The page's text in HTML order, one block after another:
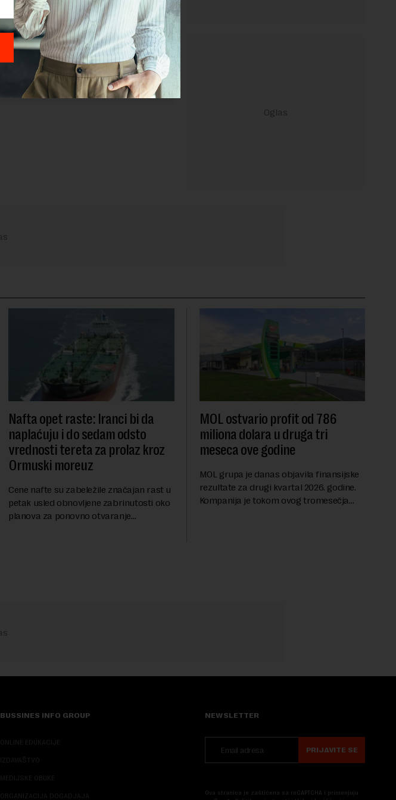
Nafta opet raste: Iranci bi da
naplaćuju i do sedam odsto
vrednosti tereta za prolaz kroz
Ormuski moreuz
Cene nafte su zabeležile značajan rast u
petak usled obnovljene zabrinutosti oko
planova za ponovno otvaranje
MOL ostvario profit od 786
miliona dolara u druga tri
meseca ove godine
MOL grupa je danas objavila finansijske
rezultate za drugi kvartal 2026. godine.
Kompanija je tokom ovog tromesečja
BUSSINES INFO GROUP
ONLINE EDUKACIJE
IZDAVAŠTVO
MEDIJSKE OBUKE
ORGANIZACIJA DOGADJAJA
NEWSLETTER
PRIJAVITE SE
Ova stranica je zaštićena sa reCAPTCHA i primenjuju